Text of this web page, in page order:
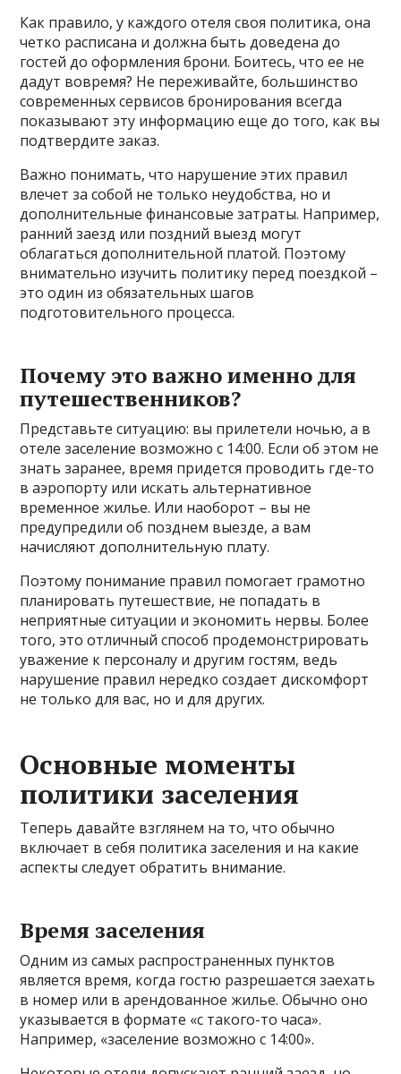
Как правило, у каждого отеля своя политика, она
четко расписана и должна быть доведена до
гостей до оформления брони. Боитесь, что ее не
дадут вовремя? Не переживайте, большинство
современных сервисов бронирования всегда
показывают эту информацию еще до того, как вы
подтвердите заказ.
Важно понимать, что нарушение этих правил
влечет за собой не только неудобства, но и
дополнительные финансовые затраты. Например,
ранний заезд или поздний выезд могут
облагаться дополнительной платой. Поэтому
внимательно изучить политику перед поездкой –
это один из обязательных шагов
подготовительного процесса.
Почему это важно именно для
путешественников?
Представьте ситуацию: вы прилетели ночью, а в
отеле заселение возможно с 14:00. Если об этом не
знать заранее, время придется проводить где-то
в аэропорту или искать альтернативное
временное жилье. Или наоборот – вы не
предупредили об позднем выезде, а вам
начисляют дополнительную плату.
Поэтому понимание правил помогает грамотно
планировать путешествие, не попадать в
неприятные ситуации и экономить нервы. Более
того, это отличный способ продемонстрировать
уважение к персоналу и другим гостям, ведь
нарушение правил нередко создает дискомфорт
не только для вас, но и для других.
Основные моменты
политики заселения
Теперь давайте взглянем на то, что обычно
включает в себя политика заселения и на какие
аспекты следует обратить внимание.
Время заселения
Одним из самых распространенных пунктов
является время, когда гостю разрешается заехать
в номер или в арендованное жилье. Обычно оно
указывается в формате «с такого-то часа».
Например, «заселение возможно с 14:00».